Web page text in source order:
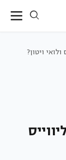
ויטון?